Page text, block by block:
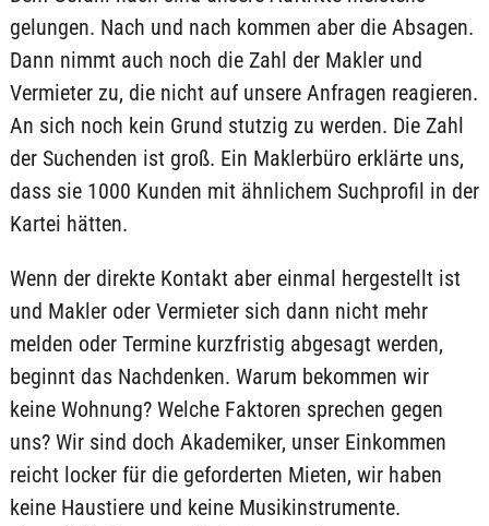
gelungen. Nach und nach kommen aber die Absagen.
Dann nimmt auch noch die Zahl der Makler und
Vermieter zu, die nicht auf unsere Anfragen reagieren.
An sich noch kein Grund stutzig zu werden. Die Zahl
der Suchenden ist groß. Ein Maklerbüro erklärte uns,
dass sie 1000 Kunden mit ähnlichem Suchprofil in der
Kartei hätten.
Wenn der direkte Kontakt aber einmal hergestellt ist
und Makler oder Vermieter sich dann nicht mehr
melden oder Termine kurzfristig abgesagt werden,
beginnt das Nachdenken. Warum bekommen wir
keine Wohnung? Welche Faktoren sprechen gegen
uns? Wir sind doch Akademiker, unser Einkommen
reicht locker für die geforderten Mieten, wir haben
keine Haustiere und keine Musikinstrumente.